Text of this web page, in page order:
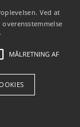
Ved at
MÅLRETNING AF